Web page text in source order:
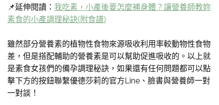
📌延伸閱讀： 我吃素，小產後要怎麼補身體？讓營養師教妳
素食的小產調理秘訣(附食譜)
雖然部分營養素的植物性食物來源吸收利用率較動物性食物
差，但是搭配輔助的營養素是可以幫助促進吸收的。以上就
是素食女孩們的備孕調理秘訣，如果還有任何問題都可以點
擊下方的按鈕聯繫優德莎莉的官方Line、臉書與營養師一對
一對談！